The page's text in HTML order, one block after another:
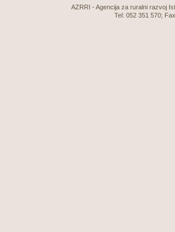
AZRRI - Agencija za ruralni razvoj
Tel: 052 351 570;